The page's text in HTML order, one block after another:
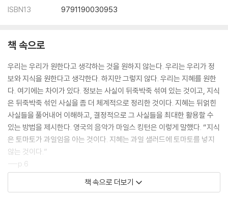
ISBN13
9791190030953
책 속으로
우리는 우리가 원한다고 생각하는 것을 원하지 않는다. 우리는 우리가 정
보와 지식을 원한다고 생각한다. 하지만 그렇지 않다. 우리는 지혜를 원한
다. 여기에는 차이가 있다. 정보는 사실이 뒤죽박죽 섞여 있는 것이고, 지식
은 뒤죽박죽 섞인 사실을 좀 더 체계적으로 정리한 것이다. 지혜는 뒤얽힌
사실들을 풀어내어 이해하고, 결정적으로 그 사실들을 최대한 활용할 수
있는 방법을 제시한다. 영국의 음악가 마일스 킹턴은 이렇게 말했다. “지식
은 토마토가 과일임을 아는 것이다. 지혜는 과일 샐러드에 토마토를 넣지
않는 것이다.”
---p.6
우리에겐 늘 지혜가 필요하지만 삶의 단계마다 필요한 지혜가 다르다. 열
책 속으로 더보기